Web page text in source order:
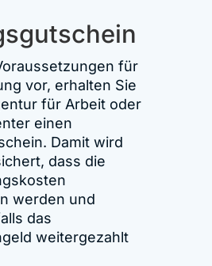
für
vor, erhalten Sie
für Arbeit oder
einen
Damit wird
dass die
werden und
das
weitergezahlt